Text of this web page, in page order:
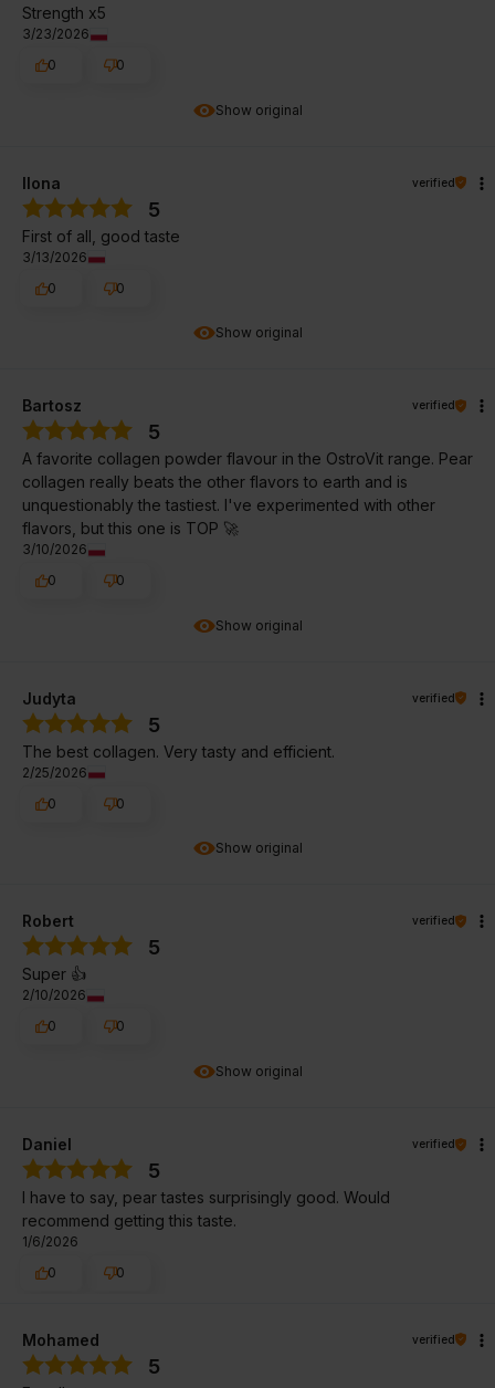
Show original
Strength x5
3/23/2026
0
0
Show original
Ilona verified
5
First of all, good taste
3/13/2026
0
0
Show original
Bartosz verified
5
A favorite collagen powder flavour in the OstroVit range. Pear
collagen really beats the other flavors to earth and is
unquestionably the tastiest. I've experimented with other
flavors, but this one is TOP 🚀
3/10/2026
0
0
Show original
Judyta verified
5
The best collagen. Very tasty and efficient.
2/25/2026
0
0
Show original
Robert verified
5
Super 👍
2/10/2026
0
0
Daniel verified
5
I have to say, pear tastes surprisingly good. Would
recommend getting this taste.
1/6/2026
0
0
Mohamed verified
5